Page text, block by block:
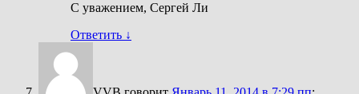
С уважением, Сергей Ли
Ответить ↓